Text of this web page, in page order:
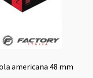
americana 48 mm